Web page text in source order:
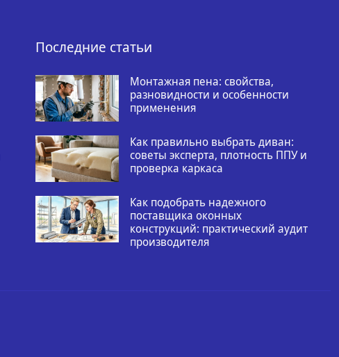
Последние статьи
Монтажная пена: свойства,
разновидности и особенности
применения
Как правильно выбрать диван:
советы эксперта, плотность ППУ и
проверка каркаса
Как подобрать надежного
поставщика оконных
конструкций: практический аудит
производителя